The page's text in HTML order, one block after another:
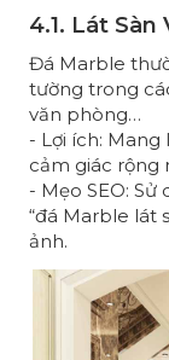
4.1. Lát Sàn
Đá Marble
tường trong
văn phòng…
- Lợi ích: Mang
cảm giác rộng
- Mẹo SEO:
“đá Marble lát
ảnh.